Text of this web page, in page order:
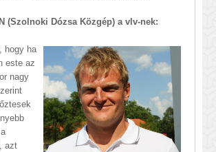
(Szolnoki Dózsa Közgép) a vlv-nek:
hogy ha
este az
nagy
azt